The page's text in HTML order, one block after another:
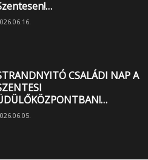
CSALÁDI NAP A